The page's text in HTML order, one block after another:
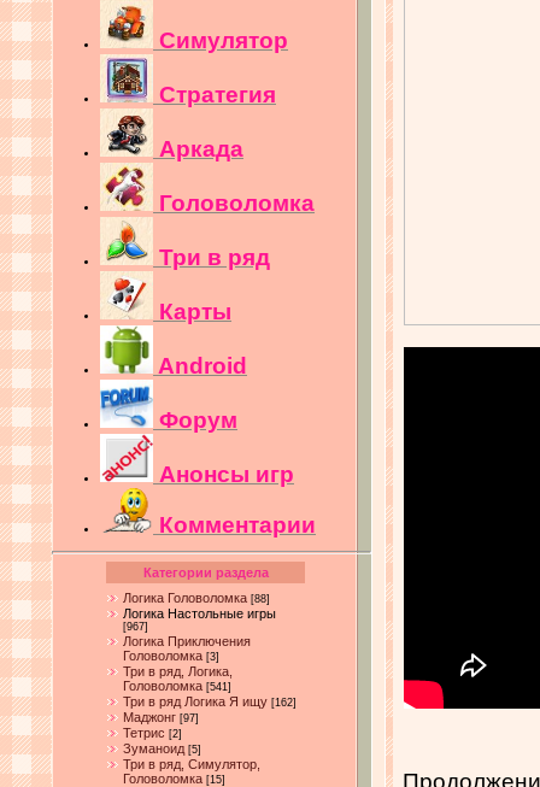
Симулятор
Стратегия
Аркада
Головоломка
Три в ряд
Карты
Android
Форум
Анонсы игр
Комментарии
Категории раздела
Логика Головоломка [88]
Логика Настольные игры
[967]
Логика Приключения
Головоломка [3]
Три в ряд, Логика,
Головоломка [541]
Три в ряд Логика Я ищу [162]
Маджонг [97]
Тетрис [2]
Зуманоид [5]
Три в ряд, Симулятор,
Головоломка [15]